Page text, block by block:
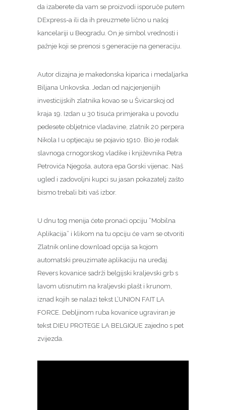
da izaberete da vam se proizvodi isporuče putem
DExpress-a ili da ih preuzmete lično u našoj
kancelariji u Beogradu. On je simbol vrednosti i
pažnje koji se prenosi s generacije na generaciju.
Autor dizajna je makedonska kiparica i medaljarka
Biljana Unkovska. Jedan od najcjenjenijih
investicijskih zlatnika kovao se u Švicarskoj od
kraja 19. Izdan u 30 tisuća primjeraka u povodu
pedesete obljetnice vladavine, zlatnik 20 perpera
Nikola I u optjecaju se pojavio 1910. Bio je rođak
slavnoga crnogorskog vladike i književnika Petra
Petrovića Njegoša, autora epa Gorski vijenac. Naš
ugled i zadovoljni kupci su jasan pokazatelj zašto
bismo trebali biti vaš izbor.
U dnu tog menija ćete pronaći opciju “Mobilna
Aplikacija” i klikom na tu opciju će vam se otvoriti
Zlatnik online download opcija sa kojom
automatski preuzimate aplikaciju na uređaj.
Revers kovanice sadrži belgijski kraljevski grb s
lavom utisnutim na kraljevski plašt i krunom,
iznad kojih se nalazi tekst L’UNION FAIT LA
FORCE. Debljinom ruba kovanice ugraviran je
tekst DIEU PROTEGE LA BELGIQUE zajedno s pet
zvijezda.